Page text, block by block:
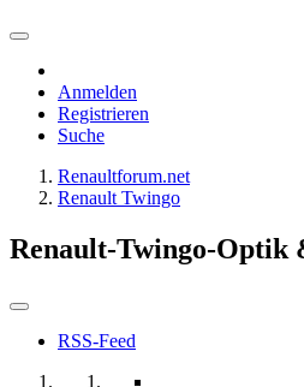
Anmelden
Registrieren
Suche
Renaultforum.net
Renault Twingo
Renault-Twingo-Optik
RSS-Feed